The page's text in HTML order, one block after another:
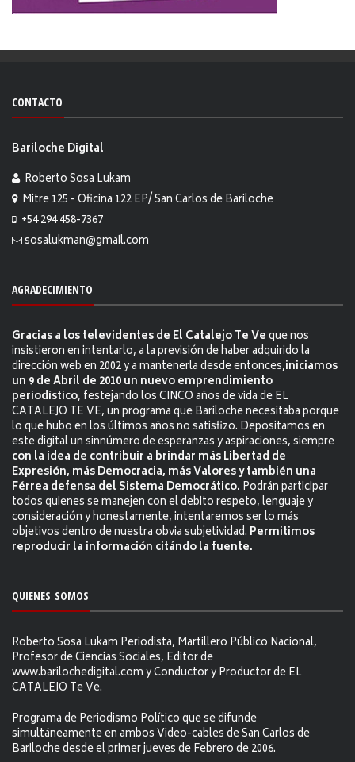
CONTACTO
Bariloche Digital
Roberto Sosa Lukam
Mitre 125 - Oficina 122 EP/ San Carlos de Bariloche
+54 294 458-7367
sosalukman@gmail.com
AGRADECIMIENTO
Gracias a los televidentes de El Catalejo Te Veque nos
insistieron en intentarlo, a la previsión de haber adquirido la
dirección web en 2002 y a mantenerla desde entonces,iniciamos
un 9 de Abril de 2010 un nuevo emprendimiento
periodístico, festejando los CINCO años de vida de EL
CATALEJO TE VE, un programa que Bariloche necesitaba porque
lo que hubo en los últimos años no satisfizo. Depositamos en
este digital un sinnúmero de esperanzas y aspiraciones, siempre
con la idea de contribuir a brindar más Libertad de
Expresión, más Democracia, más Valores y también una
Férrea defensa del Sistema Democrático. Podrán participar
todos quienes se manejen con el debito respeto, lenguaje y
consideración y honestamente, intentaremos ser lo más
objetivos dentro de nuestra obvia subjetividad. Permitimos
reproducir la información citándo la fuente.
QUIENES SOMOS
Roberto Sosa Lukam Periodista, Martillero Público Nacional,
Profesor de Ciencias Sociales, Editor de
www.barilochedigital.com y Conductor y Productor de EL
CATALEJO Te Ve.
Programa de Periodismo Político que se difunde
simultáneamente en ambos Video-cables de San Carlos de
Bariloche desde el primer jueves de Febrero de 2006.